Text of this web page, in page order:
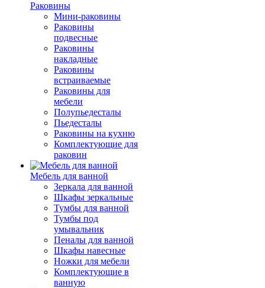
Раковины
Мини-раковины
Раковины
подвесные
Раковины
накладные
Раковины
встраиваемые
Раковины для
мебели
Полупьедесталы
Пьедесталы
Раковины на кухню
Комплектующие для
раковин
Мебель для ванной
Зеркала для ванной
Шкафы зеркальные
Тумбы для ванной
Тумбы под
умывальник
Пеналы для ванной
Шкафы навесные
Ножки для мебели
Комплектующие в
ванную